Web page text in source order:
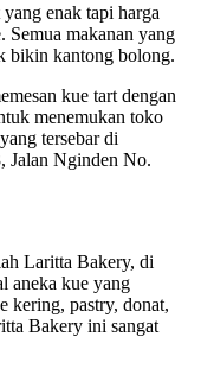
enak tapi harga
makanan yang
bikin kantong bolong.
kue tart dengan
menemukan toko
tersebar di
Jalan Nginden No.
Laritta Bakery, di
aneka kue yang
kering, pastry, donat,
Bakery ini sangat